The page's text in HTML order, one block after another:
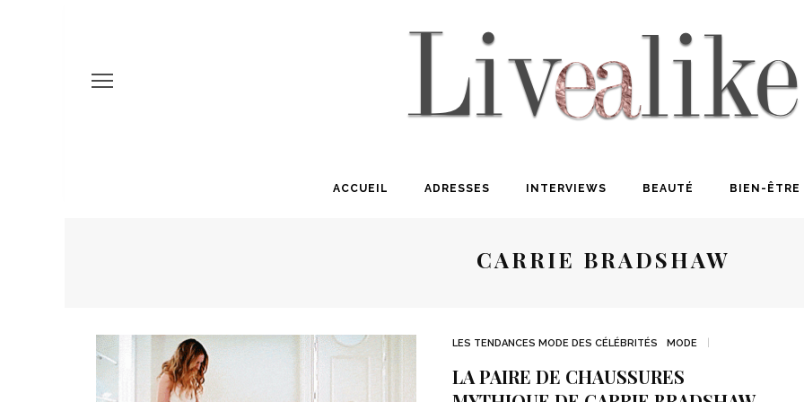
ACCUEIL ADRESSES INTERVIEWS BEAUTÉ BIEN-ÊTRE
CARRIE BRADSHAW
LES TENDANCES MODE DES CÉLÉBRITÉS MODE
LA PAIRE DE CHAUSSURES